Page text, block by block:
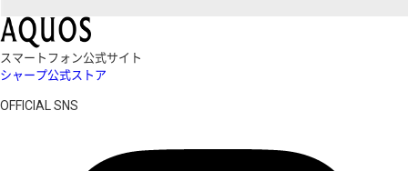
スマートフォン公式サイト
シャープ公式ストア
OFFICIAL SNS